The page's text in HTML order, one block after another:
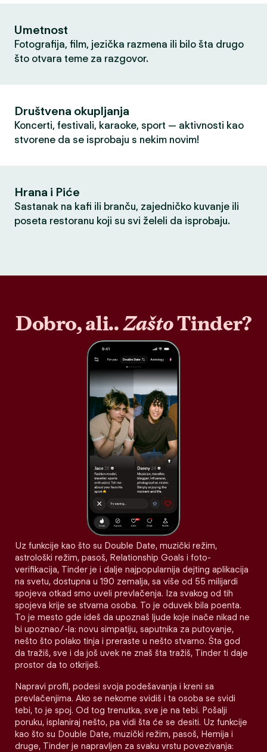
Umetnost
Fotografija, film, jezička razmena ili bilo šta drugo
što otvara teme za razgovor.
Društvena okupljanja
Koncerti, festivali, karaoke, sport — aktivnosti kao
stvorene da se isprobaju s nekim novim!
Hrana i Piće
Sastanak na kafi ili branču, zajedničko kuvanje ili
poseta restoranu koji su svi želeli da isprobaju.
Dobro, ali..ZaštoTinder?
Uz funkcije kao što su Double Date, muzički režim,
astrološki režim, pasoš, Relationship Goals i foto-
verifikacija, Tinder je i dalje najpopularnija dejting aplikacija
na svetu, dostupna u 190 zemalja, sa više od 55 milijardi
spojeva otkad smo uveli prevlačenja. Iza svakog od tih
spojeva krije se stvarna osoba. To je oduvek bila poenta.
To je mesto gde ideš da upoznaš ljude koje inače nikad ne
bi upoznao/-la: novu simpatiju, saputnika za putovanje,
nešto što polako tinja i preraste u nešto stvarno. Šta god
da tražiš, sve i da još uvek ne znaš šta tražiš, Tinder ti daje
prostor da to otkriješ.
Napravi profil, podesi svoja podešavanja i kreni sa
prevlačenjima. Ako se nekome svidiš i ta osoba se svidi
tebi, to je spoj. Od tog trenutka, sve je na tebi. Pošalji
poruku, isplaniraj nešto, pa vidi šta će se desiti. Uz funkcije
kao što su Double Date, muzički režim, pasoš, Hemija i
druge, Tinder je napravljen za svaku vrstu povezivanja: